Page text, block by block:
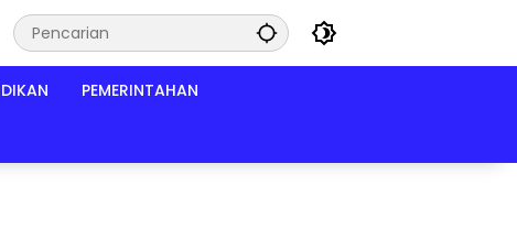
PEMERINTAHAN